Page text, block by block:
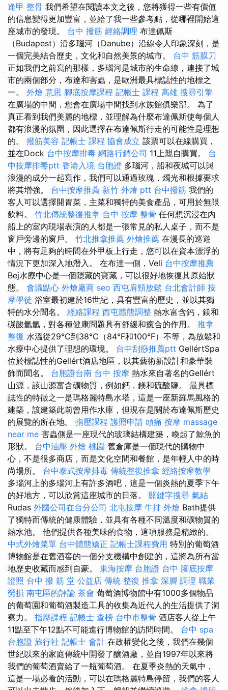
逢甲 整骨 我們希望在閱讀本文之後，您將獲得一些有價值
的信息變得更加豐富，並給了我一些參考點，從哪裡開始這
座城市的發現。 台中 撥筋 經絡調理 布達佩斯
（Budapest）沿多瑙河（Danube）沿線令人印象深刻，是
一個完美結合歷史，文化和自然美景的城市。 台中 筋膜刀
正如我們之前寫的那樣，多瑙河是城市的生命線，連接了城
市的兩個部分，布達和害蟲，是歐洲最具標誌性的地標之
一。 外燴 意思 腳底按摩課程 記帳士 課程 高雄 搜尋引擎
在廣場的中間，您會在廣場中間找到水族館俱樂部。 為了
真正看到我們美麗的地標，並理解為什麼布達佩斯使每個人
都有浪漫的氛圍，因此選擇在布達佩斯行走的可能性是理想
的。 撥筋美容 記帳士 課程 協會成立 該票可以在線購買，
並在Dock 台中按摩排毒 網路行銷公司 11上親自購買。 台
中按摩排毒ptt 香港入境 台胞證 多瑙河，船和夜城可以與
浪漫的成分一起寫作，我們可以通過玫瑰，燭光和根據要求
將其增強。 台中按摩推薦 新竹 外燴 ptt 台中撥筋 我們的
客人可以選擇開胃菜，主菜和獨特的美食產品，可用於無限
飲料。 竹北傳統整復推拿 台中 按摩 整骨 任何想沉浸在內
船上的室內現場表演的人都是一張常見的私人桌子，而不是
窗戶旁邊的窗戶。 竹北推拿推薦 外燴推薦 在漫長的巡遊
中，將有足夠的時間在外甲板上行走，您可以在資本漂浮的
情況下更加深入地潛入。 在布達一側，Veli 台中按摩推薦
Bej水療中心是一個隱藏的寶藏，可以很好地恢復其原始狀
態。 會議點心 外燴廠商 seo 西屯肩頸放鬆 台北會計師 按
摩學徒 浴室最初建於16世紀，具有豐富的歷史，並以其獨
特的水分聞名。 經絡課程 西屯體態調整 熱水富含鈣，鎂和
碳酸氫氫，對各種健康問題具有舒緩和癒合的作用。 推拿
整復 水溫從29°C到38°C（84°F和100°F）不等，為放鬆和
水療中心提供了理想的環境。 台中刮痧推薦ptt GellértSpa
位於標誌性的Gellért酒店地區，以其藝術新設計和豪華裝
飾而聞名。 台胞證台南 台中 按摩 熱水來自著名的Gellért
山源，該山源富含礦物質，例如鈣，鎂和硫酸鹽。 最具標
誌性的特徵之一是瑪格麗特島水塔，這是一座新羅馬風格的
建築，該建築此前曾用作水庫，但現在是關於布達佩斯歷史
的展覽的所在地。 指壓課程 護照申請 頭痛 按摩 massage
near me 害蟲側是一座現代的玻璃結構建築，喚起了鯨魚的
形狀。 台中油壓 外燴 桃園 舊倉庫是一個現代的購物中
心，不是很多商店，而是文化空間和餐館，是年輕人中的時
尚場所。 台中泰式按摩排毒 傳統整復推拿 經絡按摩教學
多瑙河上的多瑙河上有許多酒吧，這是一個炎熱的夏季下午
的好地方，可以欣賞這座城市的日落。 關鍵字搜尋 氣結
Rudas 外國公司在台分公司 北屯按摩 牛排 外燴 Bath提供
了獨特而傳統的健康體驗，並具有各種不同溫度和礦物質的
熱水池。 他們提供各種美味的食物，這項服務是精緻的。
中式外燴菜單 台中體態矯正 記帳士課程費用 特別的葡萄酒
博物館是在舊酒窖的一個分支機構中創建的，這將為所有當
地歷史收藏而感到自豪。 東海按摩 台胞證 台中 腳底按摩
證照 台中 撥 筋 堂 公益店 傳統 整復 推拿 深層 調理 職業
勞損 南屯區的評論 茶會 葡萄酒博物館中有1000多個物品
的葡萄園和葡萄酒製造工具的收集為近代人的生活提供了洞
察力。 指壓課程 記帳士 查榜 台中市整骨 酒店客人從上午
11點至下午12點不可能進行博物館的訪問時間。 台中 spa
台胞證 旅行社 記帳士 會計 在政權變化之後，我們在幾個
世紀以來的家庭傳統中開發了釀酒廠，並自1997年以來將
我們的葡萄酒賣給了一瓶葡萄酒。 在夏季炎熱的天氣中，
這是一場必看的活動，可以在瑪格麗特島停留，我們的客人